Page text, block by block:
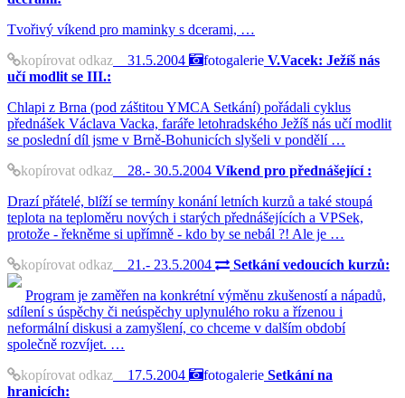
Tvořivý víkend pro maminky s dcerami, …
kopírovat odkaz 31.5.2004 fotogalerie V.Vacek: Ježíš nás
učí modlit se III.:
Chlapi z Brna (pod záštitou YMCA Setkání) pořádali cyklus
přednášek Václava Vacka, faráře letohradského Ježíš nás učí modlit
se poslední díl jsme v Brně-Bohunicích slyšeli v pondělí …
kopírovat odkaz 28.- 30.5.2004 Víkend pro přednášející :
Drazí přátelé, blíží se termíny konání letních kurzů a také stoupá
teplota na teploměru nových i starých přednášejících a VPSek,
protože - řekněme si upřímně - kdo by se nebál ?! Ale je …
kopírovat odkaz 21.- 23.5.2004
Setkání vedoucích kurzů:
Program je zaměřen na konkrétní výměnu zkušeností a nápadů,
sdílení s úspěchy či neúspěchy uplynulého roku a řízenou i
neformální diskusi a zamyšlení, co chceme v dalším období
společně rozvíjet. …
kopírovat odkaz 17.5.2004 fotogalerie Setkání na
hranicích: